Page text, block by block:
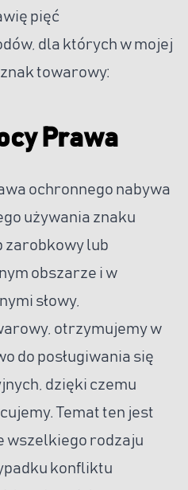
pięć
dla których w mojej
towarowy:
Prawa
ochronnego nabywa
używania znaku
zarobkowy lub
obszarze i w
słowy,
otrzymujemy w
do posługiwania się
dzięki czemu
Temat ten jest
wszelkiego rodzaju
konfliktu